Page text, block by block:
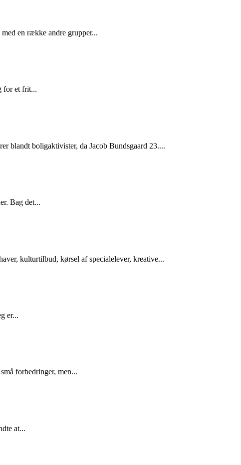
en række andre grupper...
for et frit...
blandt boligaktivister, da Jacob Bundsgaard 23....
Bag det...
kulturtilbud, kørsel af specialelever, kreative...
er...
forbedringer, men...
at...